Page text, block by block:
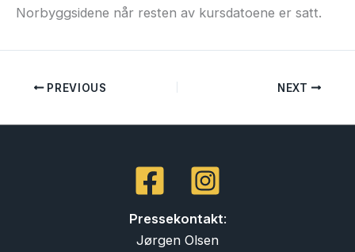
Norbyggsidene når resten av kursdatoene er satt.
PREVIOUS NEXT
Pressekontakt:
Jørgen Olsen